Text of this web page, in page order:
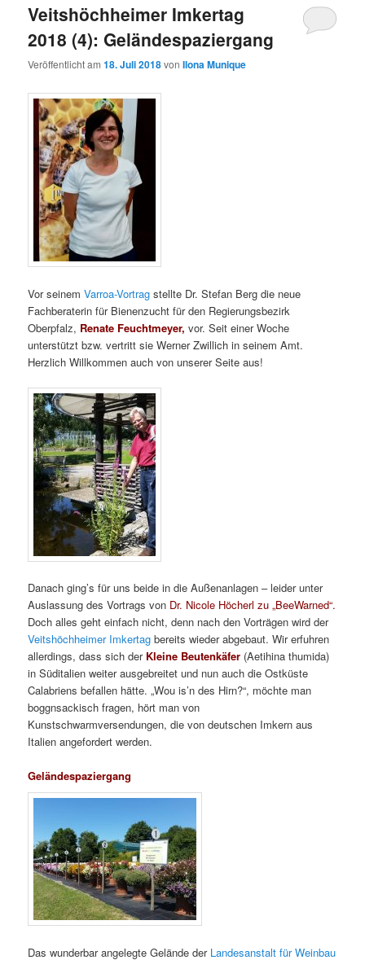
Veitshöchheimer Imkertag
2018 (4): Geländespaziergang
Veröffentlicht am18. Juli 2018vonIlona Munique
Vor seinemVarroa-Vortrag stellte Dr. Stefan Berg die neue
Fachberaterin für Bienenzucht für den Regierungsbezirk
Oberpfalz, Renate Feuchtmeyer, vor. Seit einer Woche
unterstützt bzw. vertritt sie Werner Zwillich in seinem Amt.
Herzlich Willkommen auch von unserer Seite aus!
Danach ging’s für uns beide in die Außenanlagen – leider unter
Auslassung des Vortrags von Dr. Nicole Höcherl zu „BeeWarned“.
Doch alles geht einfach nicht, denn nach den Vorträgen wird der
Veitshöchheimer Imkertag bereits wieder abgebaut. Wir erfuhren
allerdings, dass sich der Kleine Beutenkäfer (Aetihina thumida)
in Süditalien weiter ausgebreitet und nun auch die Ostküste
Calabriens befallen hätte. „Wou is’n des Hirn?“, möchte man
boggnsackisch fragen, hört man von
Kunstschwarmversendungen, die von deutschen Imkern aus
Italien angefordert werden.
Geländespaziergang
Das wunderbar angelegte Gelände der Landesanstalt für Weinbau